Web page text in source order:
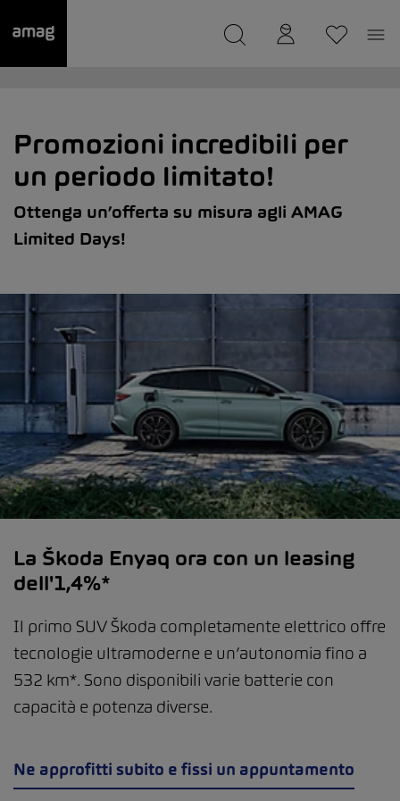
Il suo garage è stato salvato
Promozioni incredibili per
un periodo limitato!
Ottenga un’offerta su misura agli AMAG
Limited Days!
La Škoda Enyaq ora con un leasing
dell'1,4%*
Il primo SUV Škoda completamente elettrico offre
tecnologie ultramoderne e un’autonomia fino a
532 km*. Sono disponibili varie batterie con
capacità e potenza diverse.
Ne approfitti subito e fissi un appuntamento